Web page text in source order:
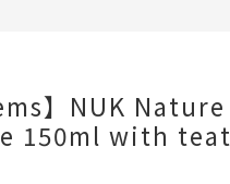
】NUK Nature
150ml with teat